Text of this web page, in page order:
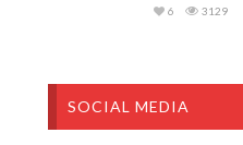
3129
6
SOCIAL MEDIA